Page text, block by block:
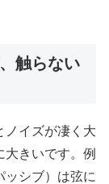
触らない
ノイズが凄く大
大きいです。例
ッシブ）は弦に